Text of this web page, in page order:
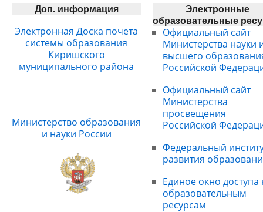
Доп. информация
Электронная Доска почета
системы образования
Киришского
муниципального района
Министерство образования
и науки России
Электронные
образовательные
Официальный сайт
Министерства науки
высшего
Российской
Официальный сайт
Министерства
просвещения
Российской
Федеральный
развития
Единое окно доступа
образовательным
ресурсам